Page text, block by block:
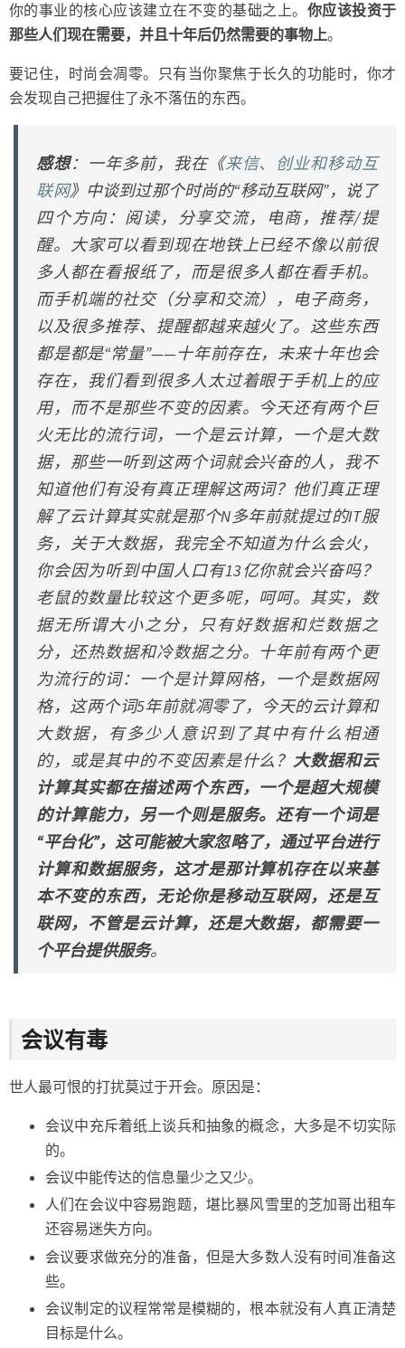
你的事业的核心应该建立在不变的基础之上。 你应该投资于
那些人们现在需要，并且十年后仍然需要的事物上。
要记住，时尚会凋零。只有当你聚焦于长久的功能时，你才
会发现自己把握住了永不落伍的东西。
感想：一年多前，我在《来信、创业和移动互
联网》中谈到过那个时尚的“移动互联网”，说了
四个方向：阅读，分享交流，电商，推荐/提
醒。大家可以看到现在地铁上已经不像以前很
多人都在看报纸了，而是很多人都在看手机。
而手机端的社交（分享和交流），电子商务，
以及很多推荐、提醒都越来越火了。这些东西
都是都是“常量”——十年前存在，未来十年也会
存在，我们看到很多人太过着眼于手机上的应
用，而不是那些不变的因素。今天还有两个巨
火无比的流行词，一个是云计算，一个是大数
据，那些一听到这两个词就会兴奋的人，我不
知道他们有没有真正理解这两词？他们真正理
解了云计算其实就是那个N多年前就提过的IT服
务，关于大数据，我完全不知道为什么会火，
你会因为听到中国人口有13亿你就会兴奋吗？
老鼠的数量比较这个更多呢，呵呵。其实，数
据无所谓大小之分，只有好数据和烂数据之
分，还热数据和冷数据之分。十年前有两个更
为流行的词：一个是计算网格，一个是数据网
格，这两个词5年前就凋零了，今天的云计算和
大数据，有多少人意识到了其中有什么相通
的，或是其中的不变因素是什么？大数据和云
计算其实都在描述两个东西，一个是超大规模
的计算能力，另一个则是服务。还有一个词是
“平台化”，这可能被大家忽略了，通过平台进行
计算和数据服务，这才是那计算机存在以来基
本不变的东西，无论你是移动互联网，还是互
联网，不管是云计算，还是大数据，都需要一
个平台提供服务。
会议有毒
世人最可恨的打扰莫过于开会。原因是：
会议中充斥着纸上谈兵和抽象的概念，大多是不切实际
的。
会议中能传达的信息量少之又少。
人们在会议中容易跑题，堪比暴风雪里的芝加哥出租车
还容易迷失方向。
会议要求做充分的准备，但是大多数人没有时间准备这
些。
会议制定的议程常常是模糊的，根本就没有人真正清楚
目标是什么。